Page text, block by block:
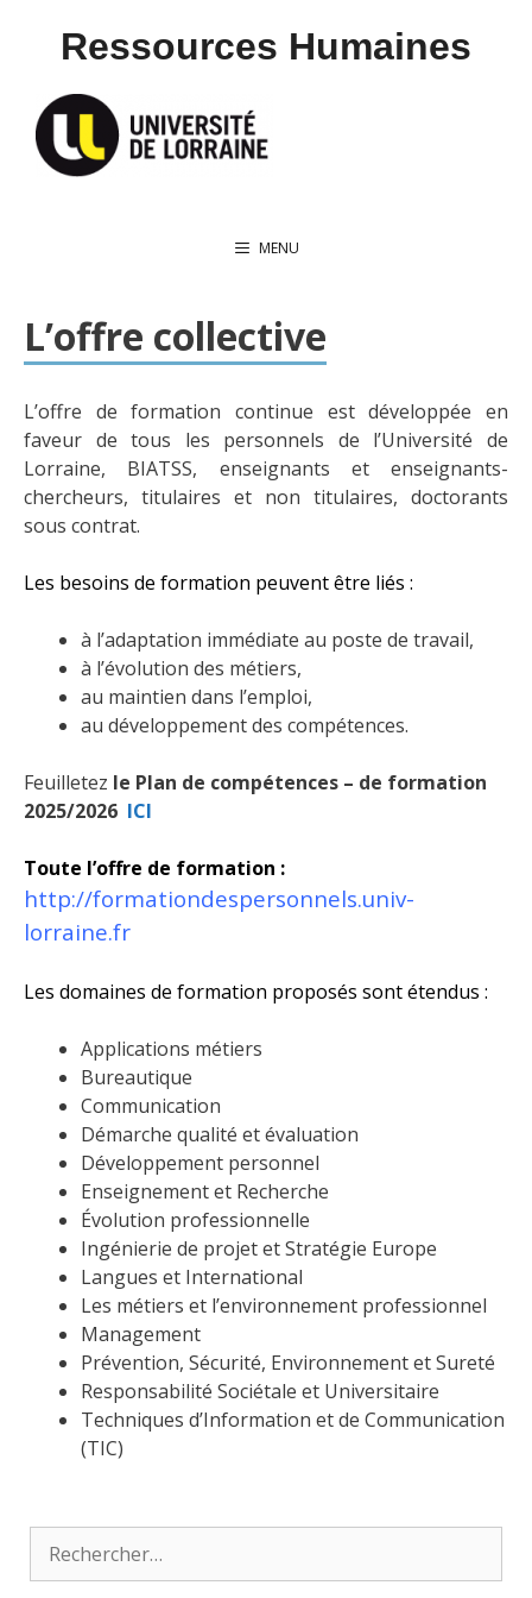
Ressources Humaines
MENU
L’offre collective
L’offre de formation continue est développée en
faveur de tous les personnels de l’Université de
Lorraine, BIATSS, enseignants et enseignants-
chercheurs, titulaires et non titulaires, doctorants
sous contrat.
Les besoins de formation peuvent être liés :
à l’adaptation immédiate au poste de travail,
à l’évolution des métiers,
au maintien dans l’emploi,
au développement des compétences.
Feuilletez le Plan de compétences – de formation
2025/2026 ICI
Toute l’offre de formation :
http://formationdespersonnels.univ-
lorraine.fr
Les domaines de formation proposés sont étendus :
Applications métiers
Bureautique
Communication
Démarche qualité et évaluation
Développement personnel
Enseignement et Recherche
Évolution professionnelle
Ingénierie de projet et Stratégie Europe
Langues et International
Les métiers et l’environnement professionnel
Management
Prévention, Sécurité, Environnement et Sureté
Responsabilité Sociétale et Universitaire
Techniques d’Information et de Communication
(TIC)
Rechercher :